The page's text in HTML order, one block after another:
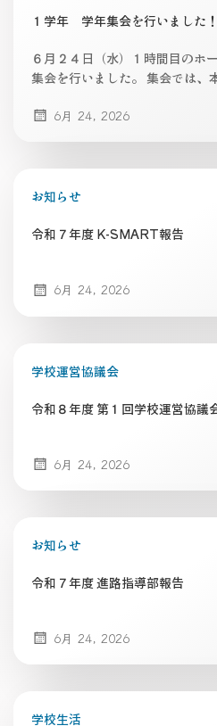
１学年 学年集会を行いました！
６月２４日（水）１時間目のホ
集会を行いました。 集会では
6月 24, 2026
お知らせ
令和７年度 K-SMART報告
6月 24, 2026
学校運営協議会
令和８年度 第１回学校運営協議
6月 24, 2026
お知らせ
令和７年度 進路指導部報告
6月 24, 2026
学校生活